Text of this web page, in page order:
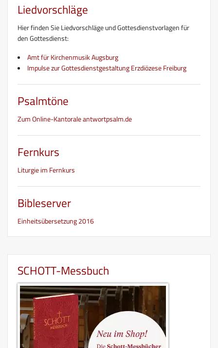
Liedvorschläge
Hier finden Sie Liedvorschläge und Gottesdienstvorlagen für
den Gottesdienst:
Amt für Kirchenmusik Augsburg
Impulse zur Gottesdienstgestaltung Erzdiözese Freiburg
Psalmtöne
Zum Online-Kantorale antwortpsalm.de
Fernkurs
Liturgie im Fernkurs
Bibleserver
Einheitsübersetzung 2016
SCHOTT-Messbuch